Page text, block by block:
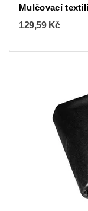
Mulčovací
129,59 Kč